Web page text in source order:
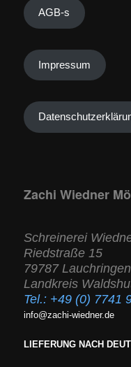
AGB-s
Impressum
Zachi Wiedner
Schreinerei
Riedstraße 15
79787 Lauchringen
Landkreis
Tel.: +49 (0) 7741
info@zachi-wiedner.de
LIEFERUNG NACH